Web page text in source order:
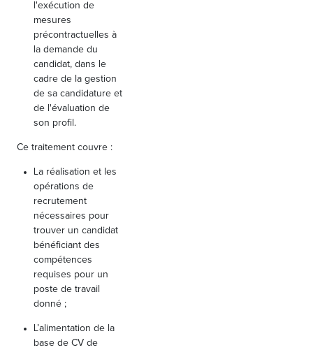
l'exécution de
mesures
précontractuelles à
la demande du
candidat, dans le
cadre de la gestion
de sa candidature et
de l'évaluation de
son profil.
Ce traitement couvre :
La réalisation et les
opérations de
recrutement
nécessaires pour
trouver un candidat
bénéficiant des
compétences
requises pour un
poste de travail
donné ;
L’alimentation de la
base de CV de